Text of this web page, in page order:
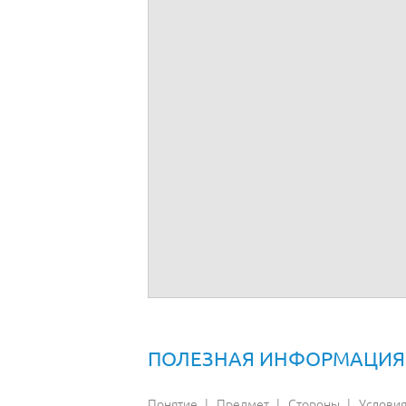
ПОЛЕЗНАЯ ИНФОРМАЦИЯ